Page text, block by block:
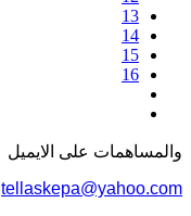
13
14
15
16
والمساهمات علی الایمیل
tellaskepa@yahoo.com